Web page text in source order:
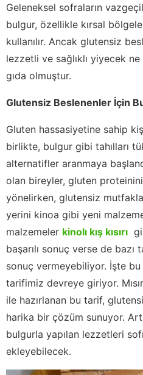
Geleneksel sofraların
bulgur, özellikle kırsal
kullanılır. Ancak glutensiz
lezzetli ve sağlıklı yiyecek
gıda olmuştur.
Glutensiz Beslenenler İçin
Gluten hassasiyetine sahip
birlikte, bulgur gibi tahılları
alternatifler aranmaya
olan bireyler, gluten
yönelirken, glutensiz
yerini kinoa gibi yeni
malzemeler kinolı kış kısırı
başarılı sonuç verse de
sonuç vermeyebiliyor. İşte
tarifimiz devreye giriyor.
ile hazırlanan bu tarif,
harika bir çözüm sunuyor.
bulgurla yapılan lezzetleri
ekleyebilecek.